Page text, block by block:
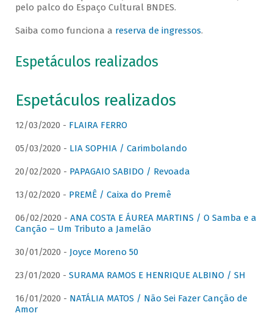
pelo palco do Espaço Cultural BNDES.
Saiba como funciona a reserva de ingressos.
Espetáculos realizados
Espetáculos realizados
12/03/2020 - FLAIRA FERRO
05/03/2020 - LIA SOPHIA / Carimbolando
20/02/2020 - PAPAGAIO SABIDO / Revoada
13/02/2020 - PREMÊ / Caixa do Premê
06/02/2020 - ANA COSTA E ÁUREA MARTINS / O Samba e a
Canção – Um Tributo a Jamelão
30/01/2020 - Joyce Moreno 50
23/01/2020 - SURAMA RAMOS E HENRIQUE ALBINO / SH
16/01/2020 - NATÁLIA MATOS / Não Sei Fazer Canção de
Amor